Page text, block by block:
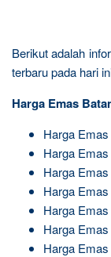
Berikut adalah
terbaru pada hari
Harga Emas
Harga
Harga
Harga
Harga
Harga
Harga
Harga